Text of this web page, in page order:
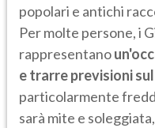
popolari e antichi
Per molte persone, i
rappresentano
e trarre previsioni
particolarmente
sarà mite e